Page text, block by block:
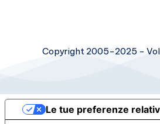
Copyright 2005-2025 -
Le tue preferenze